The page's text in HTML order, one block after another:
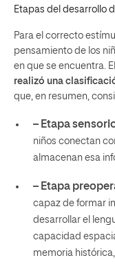
Etapas del desarrollo
Para el correcto
pensamiento de los
en que se encuentra.
realizó una
que, en resumen,
– Etapa
niños conectan
almacenan esa
– Etapa
capaz de formar
desarrollar el
capacidad
memoria